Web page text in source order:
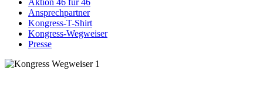
Aktion 46 für 46
Ansprechpartner
Kongress-T-Shirt
Kongress-Wegweiser
Presse